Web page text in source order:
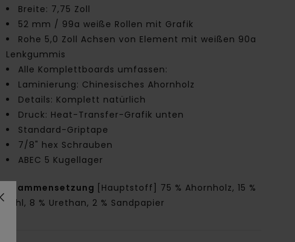
Breite: 7,75 Zoll
52 mm / 99a weiße Rollen mit Grafik
Rohe 5,0 Zoll Achsen von Element mit weißen 90a
Lenkgummis
Alle Komplettboards umfassen:
Laminierung: Chinesisches Ahornholz
Details: Komplett natürlich
Druck: Heat-Transfer-Grafik unten
Standard-Griptape
7/8" hex Schrauben
ABEC 5 Kugellager
Zusammensetzung
[Hauptstoff] 75 % Ahornholz, 15 %
Stahl, 8 % Urethan, 2 % Sandpapier